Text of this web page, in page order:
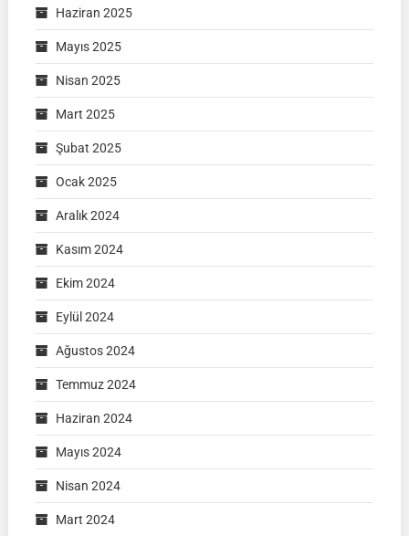
Haziran 2025
Mayıs 2025
Nisan 2025
Mart 2025
Şubat 2025
Ocak 2025
Aralık 2024
Kasım 2024
Ekim 2024
Eylül 2024
Ağustos 2024
Temmuz 2024
Haziran 2024
Mayıs 2024
Nisan 2024
Mart 2024